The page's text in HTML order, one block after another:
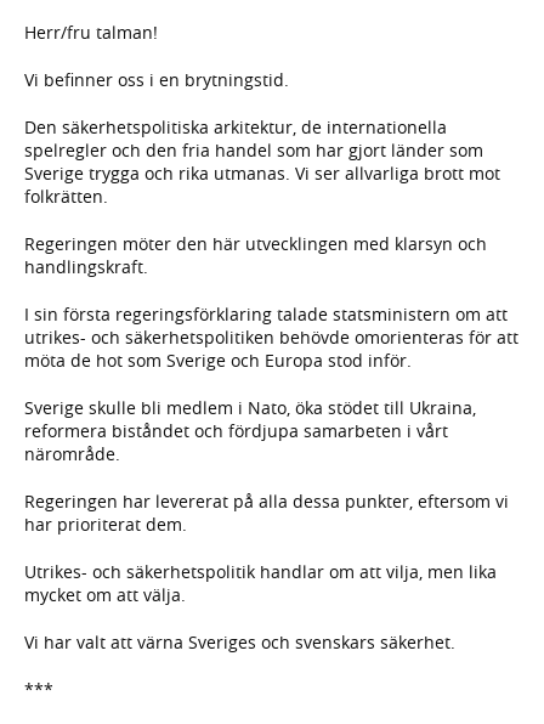
Herr/fru talman!
Vi befinner oss i en brytningstid.
Den säkerhetspolitiska arkitektur, de internationella
spelregler och den fria handel som har gjort länder som
Sverige trygga och rika utmanas. Vi ser allvarliga brott mot
folkrätten.
Regeringen möter den här utvecklingen med klarsyn och
handlingskraft.
I sin första regeringsförklaring talade statsministern om att
utrikes- och säkerhetspolitiken behövde omorienteras för att
möta de hot som Sverige och Europa stod inför.
Sverige skulle bli medlem i Nato, öka stödet till Ukraina,
reformera biståndet och fördjupa samarbeten i vårt
närområde.
Regeringen har levererat på alla dessa punkter, eftersom vi
har prioriterat dem.
Utrikes- och säkerhetspolitik handlar om att vilja, men lika
mycket om att välja.
Vi har valt att värna Sveriges och svenskars säkerhet.
***